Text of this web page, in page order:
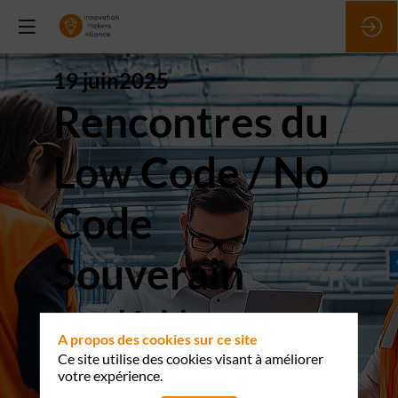
19 juin2025
Rencontres du
Low Code / No
Code
Souverain
Les décideurs
rencontrent les
A propos des cookies sur ce site
Ce site utilise des cookies visant à améliorer
votre expérience.